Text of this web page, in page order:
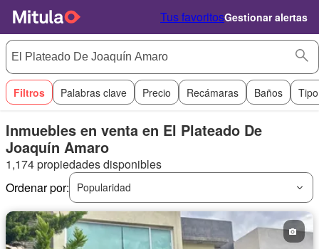
Tus favoritosGestionar alertas
Filtros Palabras clave Precio Recámaras Baños
Inmuebles en venta en El Plateado De
Joaquín Amaro
1,174 propiedades disponibles
Ordenar por:
Popularidad